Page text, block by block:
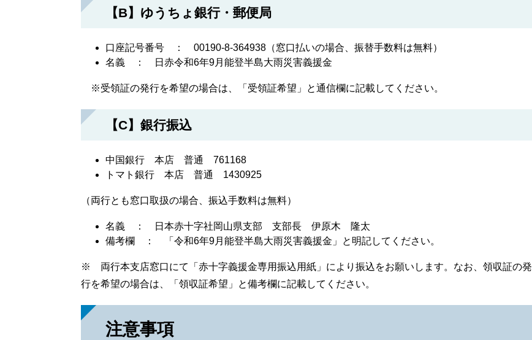
【B】ゆうちょ銀行・郵便局
口座記号番号 ： 00190-8-364938（窓口払いの場合、振替手数料は無料）
名義 ： 日赤令和6年9月能登半島大雨災害義援金
※受領証の発行を希望の場合は、「受領証希望」と通信欄に記載してください。
【C】銀行振込
中国銀行 本店 普通 761168
トマト銀行 本店 普通 1430925
（両行とも窓口取扱の場合、振込手数料は無料）
名義 ： 日本赤十字社岡山県支部 支部長 伊原木 隆太
備考欄 ： 「令和6年9月能登半島大雨災害義援金」と明記してください。
※ 両行本支店窓口にて「赤十字義援金専用振込用紙」により振込をお願いします。なお、領収証の発
行を希望の場合は、「領収証希望」と備考欄に記載してください。
注意事項